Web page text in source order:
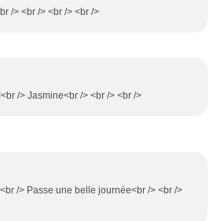
/> <br /> <br /> <br />
/> Jasmine<br /> <br /> <br />
/> Passe une belle journée<br /> <br />